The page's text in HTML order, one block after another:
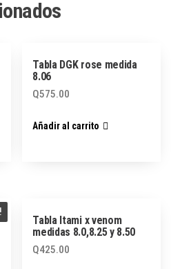
Tabla DGK rose medida
8.06
Q575.00
Añadir al carrito
Tabla Itami x venom
medidas 8.0,8.25 y 8.50
Q425.00